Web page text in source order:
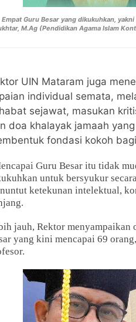
Empat Guru Besar yang dikukuhkan,
M.Ag (Pendidikan Agama Islam
UIN Mataram juga
individual semata,
sejawat, masukan
doa khalayak jamaah
fondasi kokoh
Guru Besar itu tidak
untuk bersyukur
ketekunan intelektual,
jauh, Rektor menyampaikan
yang kini mencapai 69